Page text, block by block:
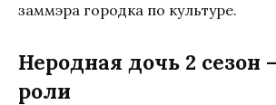
заммэра городка по культуре.
Неродная дочь 2 сезон
роли